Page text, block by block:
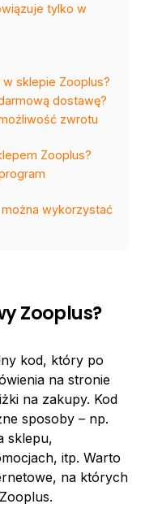
tylko w
sklepie Zooplus?
dostawę?
zwrotu
Zooplus?
wykorzystać
Zooplus?
kod, który po
na stronie
na zakupy. Kod
sposoby – np.
sklepu,
itp. Warto
na których